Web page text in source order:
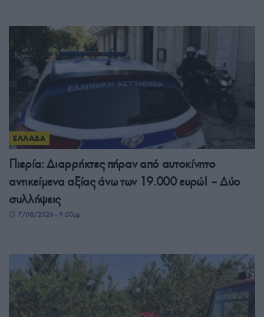
ΕΛΛΑΔΑ
Πιερία: Διαρρήκτες πήραν από αυτοκίνητο
αντικείμενα αξίας άνω των 19.000 ευρώ! – Δύο
συλλήψεις
7/08/2026 - 9:00μμ